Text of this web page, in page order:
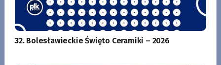
32. Bolesławieckie Święto Ceramiki – 2026